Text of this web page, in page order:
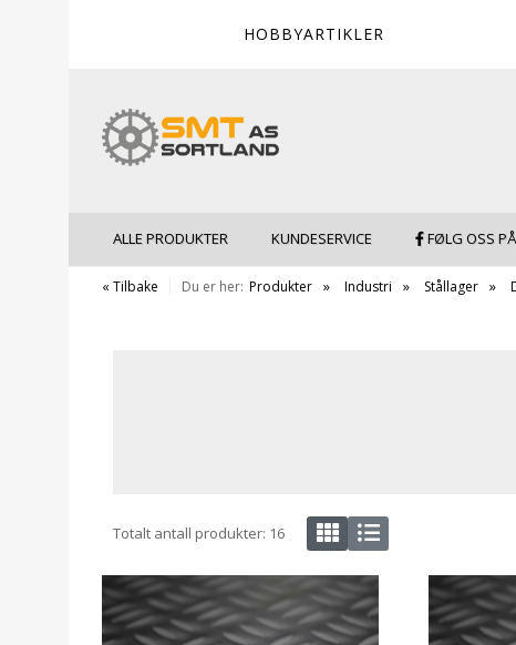
HOBBYARTIKLER
ALLE PRODUKTER KUNDESERVICE FØLG OSS
« Tilbake Du er her: Produkter Industri Stållager
Totalt antall produkter: 16